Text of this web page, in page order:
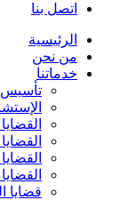
اتصل بنا
الرئيسية
من نحن
خدماتنا
قضايا